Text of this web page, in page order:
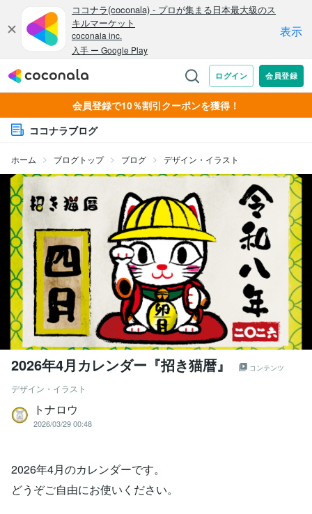
会員登録で10％割引クーポンを獲得！
ココナラブログ
ホーム ブログトップ ブログ デザイン・イラスト
2026年4月カレンダー『招き猫暦』 コンテンツ
デザイン・イラスト
トナロウ
2026/03/29 00:48
2026年4月のカレンダーです。
どうぞご自由にお使いください。